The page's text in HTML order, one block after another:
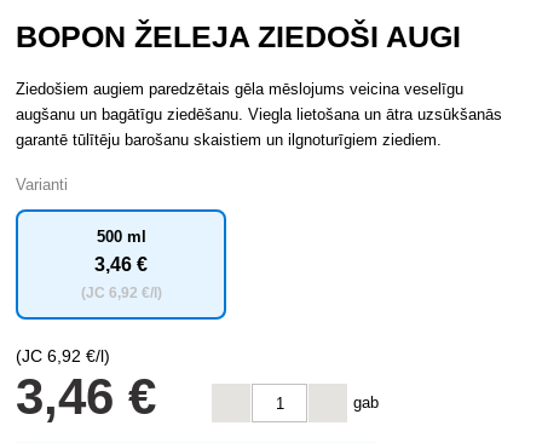
BOPON ŽELEJA ZIEDOŠI AUGI
Ziedošiem augiem paredzētais gēla mēslojums veicina veselīgu
augšanu un bagātīgu ziedēšanu. Viegla lietošana un ātra uzsūkšanās
garantē tūlītēju barošanu skaistiem un ilgnoturīgiem ziediem.
Varianti
500 ml
3,46 €
(JC 6,92 €/l)
(JC6,92 €/l)
3,46 € gab